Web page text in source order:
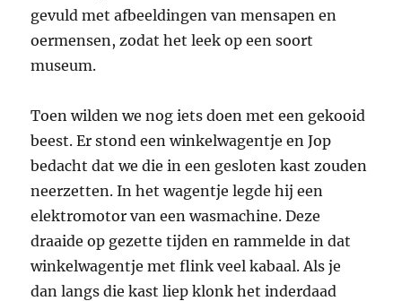
gevuld met afbeeldingen van mensapen en
oermensen, zodat het leek op een soort
museum.
Toen wilden we nog iets doen met een gekooid
beest. Er stond een winkelwagentje en Jop
bedacht dat we die in een gesloten kast zouden
neerzetten. In het wagentje legde hij een
elektromotor van een wasmachine. Deze
draaide op gezette tijden en rammelde in dat
winkelwagentje met flink veel kabaal. Als je
dan langs die kast liep klonk het inderdaad